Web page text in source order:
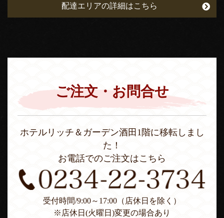
配達エリアの詳細はこちら
ご注文・お問合せ
ホテルリッチ＆ガーデン酒田1階に移転しまし
た！
お電話でのご注文はこちら
受付時間/9:00～17:00（店休日を除く）
※店休日(火曜日)変更の場合あり